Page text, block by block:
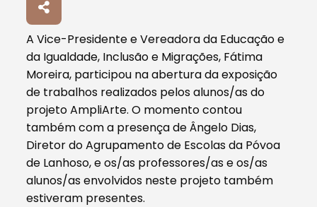
A Vice-Presidente e Vereadora da Educação e
da Igualdade, Inclusão e Migrações, Fátima
Moreira, participou na abertura da exposição
de trabalhos realizados pelos alunos/as do
projeto AmpliArte. O momento contou
também com a presença de Ângelo Dias,
Diretor do Agrupamento de Escolas da Póvoa
de Lanhoso, e os/as professores/as e os/as
alunos/as envolvidos neste projeto também
estiveram presentes.